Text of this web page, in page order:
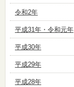
令和2年
平成31年・令和元年
平成30年
平成29年
平成28年